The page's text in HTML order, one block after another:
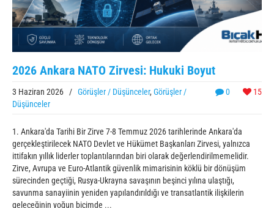
2026 Ankara NATO Zirvesi: Hukuki Boyut
0 15
3 Haziran 2026 / Görüşler / Düşünceler, Görüşler /
Düşünceler
1. Ankara'da Tarihi Bir Zirve 7-8 Temmuz 2026 tarihlerinde Ankara'da
gerçekleştirilecek NATO Devlet ve Hükümet Başkanları Zirvesi, yalnızca
ittifakın yıllık liderler toplantılarından biri olarak değerlendirilmemelidir.
Zirve, Avrupa ve Euro-Atlantik güvenlik mimarisinin köklü bir dönüşüm
sürecinden geçtiği, Rusya-Ukrayna savaşının beşinci yılına ulaştığı,
savunma sanayiinin yeniden yapılandırıldığı ve transatlantik ilişkilerin
geleceğinin yoğun biçimde ...